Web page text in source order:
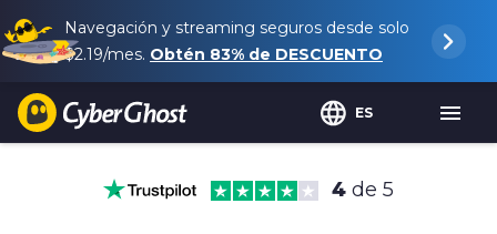
Navegación y streaming seguros desde solo
$2.19/mes. Obtén 83% de DESCUENTO
ES
4 de 5